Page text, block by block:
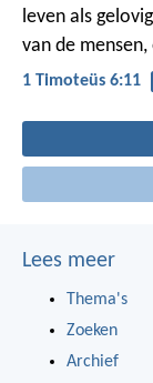
leven als
van de
1 Timoteüs 6:11
Lees meer
Thema's
Zoeken
Archief